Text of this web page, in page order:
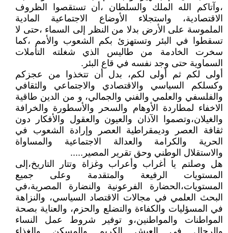
،وآتاكم الله الملك والسلطان ،أن تستقصوا الظروف
الاقتصادية، واستجلاء الأوضاع الاجتماعية المادية
الملموسة على الأرض بدلا من النظر إلى السماء ،حتى لا
تسقطوا في البئر وتستهزئ بكم الشعوب والأمم ،كما
سخرت الخادمة من طاليس الذي شغلته التأملات
السماوية حتى وجد نفسه في قاع البئر.
أولى لكم ثم أولى لكم، بدل أن تتخذوا من عجزكم
وكسلكم السياسي والاقتصادي والاجتماعي والثقافي
والفلسفي والعلمي والفني والجمالي، و من الدين طاقية
الاخفاء لمطاردة الأوهام والسحر والأسطورة والخرافة
والغيلان،وتصموا الآذان والعيون والعقول والأفكار دون
ثقافة العصر وديمقراطية العصر وإرادة الشعوب في
الحرية والكرامة والعدالة الاجتماعية والمساواة
والاستقلال الوطني وحق تقرير المصير.....
هل وصلتم يا أغراب وأعراب وغزاة وتتار التاريخ،إلى
المستويات الرفيعة والمتقدمة وعلى جميع
المستويات،الحضارة الفرعونية والنضارة المصرية،في
البحث العلمي في مجالات الاقتصاد السياسي، والنزاهة
في المسؤليات والكفاءة والتضلع والحزم، والعناية بصحة
المواطنات والمواطنين،و توفير شروط عمل النساء